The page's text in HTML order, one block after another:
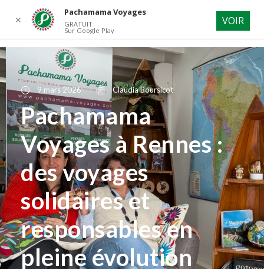
9 mars 2026 Claudia Boursicot
Pachamama
Voyages à Rennes :
des voyages
solidaires et
responsables en
pleine évolution
✕
Pachamama Voyages
GRATUIT
Sur Google Play
VOIR